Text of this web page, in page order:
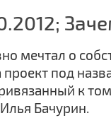
мечтал о
под
к
Бачурин.